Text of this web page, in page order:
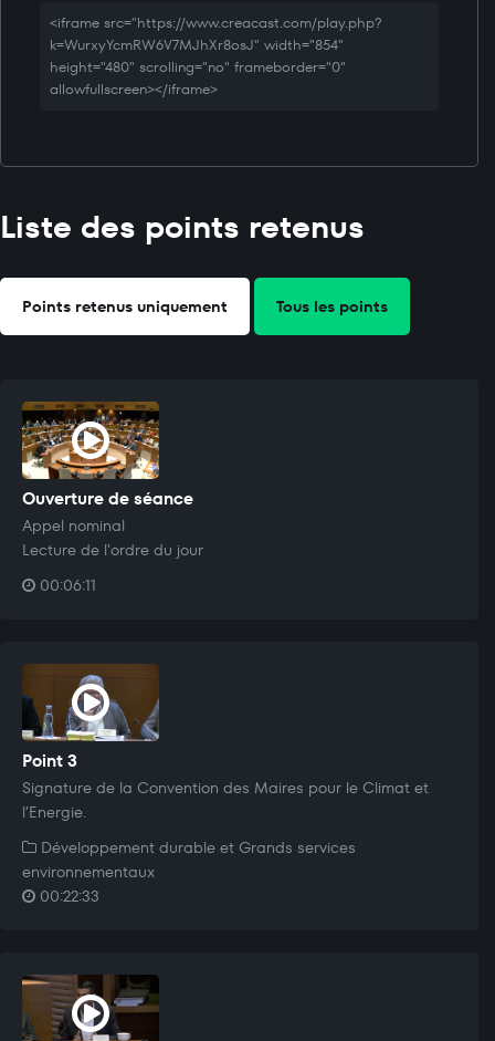
<iframe src="https://www.creacast.com/play.php?
k=WurxyYcmRW6V7MJhXr8osJ" width="854"
height="480" scrolling="no" frameborder="0"
allowfullscreen></iframe>
Liste des points retenus
Points retenus uniquement Tous les points
Ouverture de séance
Appel nominal
Lecture de l'ordre du jour
00:06:11
Point 3
Signature de la Convention des Maires pour le Climat et
l’Energie.
Développement durable et Grands services
environnementaux
00:22:33